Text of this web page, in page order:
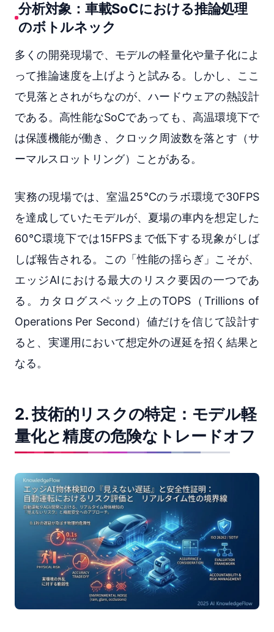
分析対象：車載SoCにおける推論処理
のボトルネック
多くの開発現場で、モデルの軽量化や量子化によ
って推論速度を上げようと試みる。しかし、ここ
で見落とされがちなのが、ハードウェアの熱設計
である。高性能なSoCであっても、高温環境下で
は保護機能が働き、クロック周波数を落とす（サ
ーマルスロットリング）ことがある。
実務の現場では、室温25℃のラボ環境で30FPS
を達成していたモデルが、夏場の車内を想定した
60℃環境下では15FPSまで低下する現象がしば
しば報告される。この「性能の揺らぎ」こそが、
エッジAIにおける最大のリスク要因の一つであ
る。カタログスペック上のTOPS（Trillions of
Operations Per Second）値だけを信じて設計す
ると、実運用において想定外の遅延を招く結果と
なる。
2. 技術的リスクの特定：モデル軽
量化と精度の危険なトレードオフ